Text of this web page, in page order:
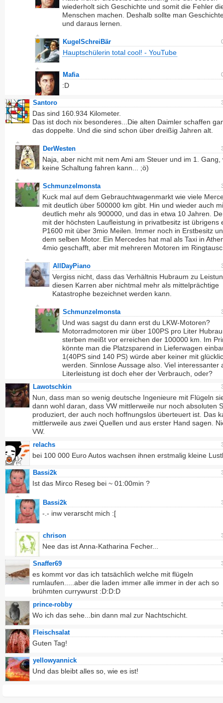
wiederholt sich Geschichte und somit die Fehler
Menschen machen. Deshalb sollte man
und daraus lernen.
KugelSchreiBär
Hauptschülerin total cool! - YouTube
Mafia
:D
Santoro
Das sind 160.934 Kilometer.
Das ist doch nix besonderes...Die alten Daimler schaffen
das doppelte. Und die sind schon über dreißig Jahren alt.
DerWesten
Naja, aber nicht mit nem Ami am Steuer und im 1. Gang,
keine Schaltung fahren kann... ;ö)
Schmunzelmonsta
Kuck mal auf dem Gebrauchtwagenmarkt wie viele
mit deutlich über 500000 km gibt. Hin und wieder auch
deutlich mehr als 900000, und das in etwa 10 Jahren.
mit der höchsten Laufleistung in privatbesitz ist übrigens
P1600 mit über 3mio Meilen. Immer noch in Erstbesitz
dem selben Motor. Ein Mercedes hat mal als Taxi in
4mio geschafft, aber mit mehreren Motoren im
AllDayPiano
Vergiss nicht, dass das Verhältnis Hubraum zu
diesen Karren aber nichtmal mehr als mittelprächtige
Katastrophe bezeichnet werden kann.
Schmunzelmonsta
Und was sagst du dann erst du LKW-Motoren?
Motorradmotoren mir über 100PS pro Liter
sterben meißt vor erreichen der 100000 km. Im
könnte man die Platzsparend in Lieferwagen
1(40PS sind 140 PS) würde aber keiner mit
werden. Sinnlose Aussage also. Viel interessanter
Literleistung ist doch eher der Verbrauch, oder?
Lawotschkin
Nun, dass man so wenig deutsche Ingenieure mit Flügeln
dann wohl daran, dass VW mittlerweile nur noch absoluten
produziert, der auch noch hoffnungslos überteuert ist. Das
mittlerweile aus zwei Quellen und aus erster Hand sagen.
VW.
relachs
bei 100 000 Euro Autos wachsen ihnen erstmalig kleine
Bassi2k
Ist das Mirco Reseg bei ~ 01:00min ?
Bassi2k
-.- inw verarscht mich :[
chrison
Nee das ist Anna-Katharina Fecher...
Snaffer69
es kommt vor das ich tatsächlich welche mit flügeln
rumlaufen.....aber die laden immer alle immer in der ach so
brühmten currywurst :D:D:D
prince-robby
Wo ich das sehe...bin dann mal zur Nachtschicht.
Fleischsalat
Guten Tag!
yellowyannick
Und das bleibt alles so, wie es ist!